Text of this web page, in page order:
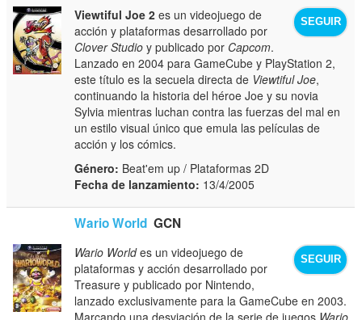
SEGUIR
Viewtiful Joe 2 es un videojuego de
acción y plataformas desarrollado por
Clover Studio y publicado por Capcom.
Lanzado en 2004 para GameCube y PlayStation 2,
este título es la secuela directa de Viewtiful Joe,
continuando la historia del héroe Joe y su novia
Sylvia mientras luchan contra las fuerzas del mal en
un estilo visual único que emula las películas de
acción y los cómics.
Género: Beat'em up / Plataformas 2D
Fecha de lanzamiento: 13/4/2005
Wario World GCN
SEGUIR
Wario Worldes un videojuego de
plataformas y acción desarrollado por
Treasure y publicado por Nintendo,
lanzado exclusivamente para la GameCube en 2003.
Marcando una desviación de la serie de juegos Wario